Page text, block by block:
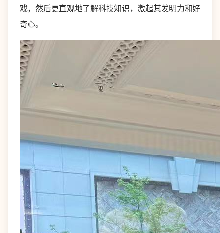
戏，然后更直观地了解科技知识，激起其发明力和好
奇心。